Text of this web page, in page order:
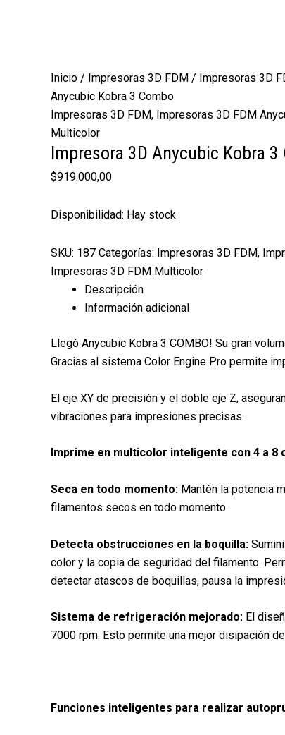
Inicio / Impresoras 3D FDM / Impresoras 3D
Anycubic Kobra 3 Combo
Impresoras 3D FDM, Impresoras 3D FDM
Multicolor
Impresora 3D Anycubic Kobra 3
$919.000,00
Disponibilidad: Hay stock
SKU: 187 Categorías: Impresoras 3D FDM,
Impresoras 3D FDM Multicolor
Descripción
Información adicional
Llegó Anycubic Kobra 3 COMBO! Su gran
Gracias al sistema Color Engine Pro permite
El eje XY de precisión y el doble eje Z,
vibraciones para impresiones precisas.
Imprime en multicolor inteligente con 4 a 8
Seca en todo momento: Mantén la potencia
filamentos secos en todo momento.
Detecta obstrucciones en la boquilla:
color y la copia de seguridad del filamento.
detectar atascos de boquillas, pausa la
Sistema de refrigeración mejorado: El
7000 rpm. Esto permite una mejor disipación
Funciones inteligentes para realizar